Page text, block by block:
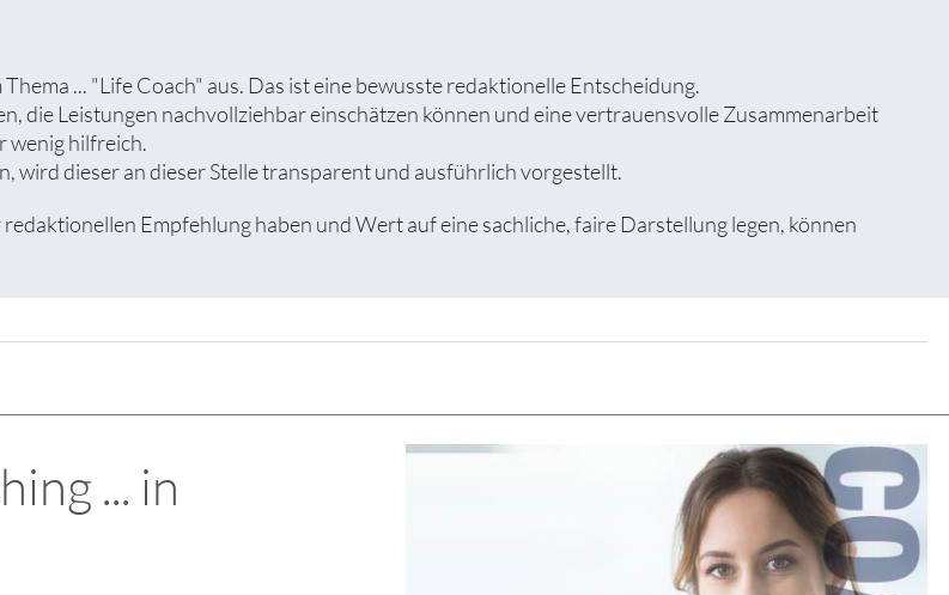
... "Life Coach" aus. Das ist eine bewusste redaktionelle Entscheidung.
die Leistungen nachvollziehbar einschätzen können und eine vertrauensvolle Zusammenarbeit
wenig hilfreich.
wird dieser an dieser Stelle transparent und ausführlich vorgestellt.
Empfehlung haben und Wert auf eine sachliche, faire Darstellung legen, können
... in